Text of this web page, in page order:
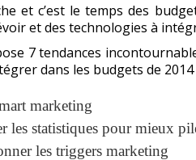
et c’est le temps des
et des technologies à
7 tendances
dans les budgets de
marketing
les statistiques pour mieux
les triggers marketing